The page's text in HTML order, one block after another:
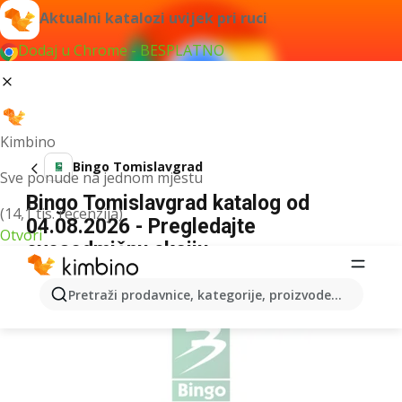
Aktualni katalozi uvijek pri ruci
Dodaj u Chrome - BESPLATNO
Kimbino
Sve ponude na jednom mjestu
(14,1 tis. recenzija)
Otvori
Pretraži prodavnice, kategorije, proizvode...
Bingo Tomislavgrad
Bingo Tomislavgrad katalog od
04.08.2026 - Pregledajte
ovosedmičnu akciju